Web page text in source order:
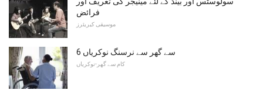
فرائض
موسیقی کیریئرز
6 سے گھر سے نرسنگ نوکریاں
کام سے گھر-نوکریاں